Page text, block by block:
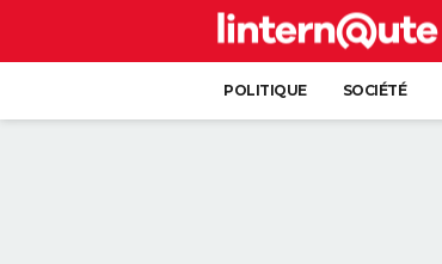
POLITIQUE SOCIÉTÉ